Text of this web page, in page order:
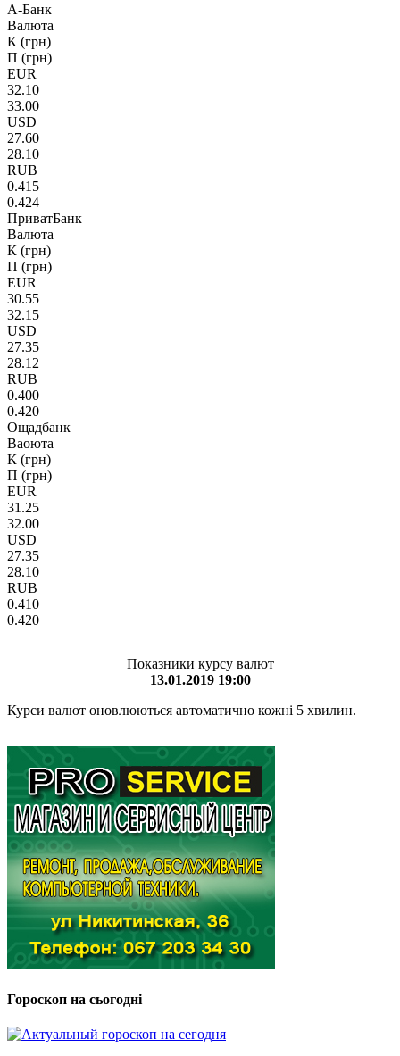
А-Банк
Валюта
К (грн)
П (грн)
EUR
32.10
33.00
USD
27.60
28.10
RUB
0.415
0.424
ПриватБанк
Валюта
К (грн)
П (грн)
EUR
30.55
32.15
USD
27.35
28.12
RUB
0.400
0.420
Ощадбанк
Ваоюта
К (грн)
П (грн)
EUR
31.25
32.00
USD
27.35
28.10
RUB
0.410
0.420
Показники курсу валют
13.01.2019 19:00
Курси валют оновлюються автоматично кожні 5 хвилин.
Гороскоп на сьогодні